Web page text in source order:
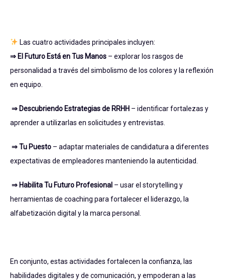
Las cuatro actividades principales incluyen:
⇒ El Futuro Está en Tus Manos – explorar los rasgos de
personalidad a través del simbolismo de los colores y la reflexión
en equipo.
⇒ Descubriendo Estrategias de RRHH – identificar fortalezas y
aprender a utilizarlas en solicitudes y entrevistas.
⇒ Tu Puesto – adaptar materiales de candidatura a diferentes
expectativas de empleadores manteniendo la autenticidad.
⇒ Habilita Tu Futuro Profesional – usar el storytelling y
herramientas de coaching para fortalecer el liderazgo, la
alfabetización digital y la marca personal.
En conjunto, estas actividades fortalecen la confianza, las
habilidades digitales y de comunicación, y empoderan a las